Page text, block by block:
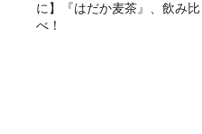
に】『はだか麦茶』、飲み比
べ！